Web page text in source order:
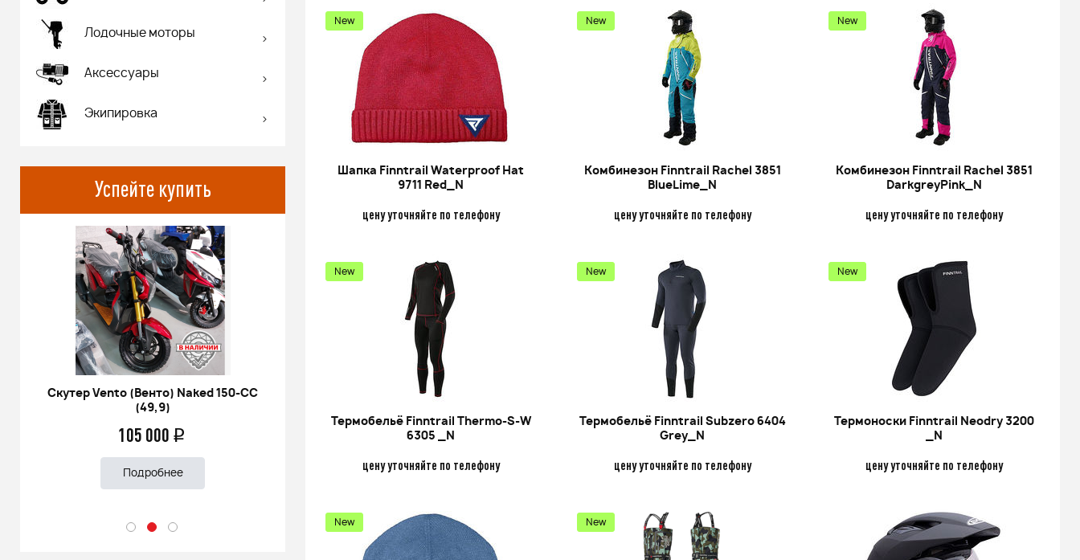
Лодочные моторы
Аксессуары
Экипировка
Успейте купить
Скутер Vento (Венто) Naked 150-СС
(49,9)
105 000 q
Подробнее
Питбайк KAYO EVOLUTION K125EM
2024 г.)
Питбайк Vento 17/14 компл. 1 (125сс,
114 375 109 900
Подробнее
New
Шапка Finntrail Waterproof Hat
9711 Red_N
цену уточняйте по телефону
New
Комбинезон Finntrail Rachel 3851
BlueLime_N
цену уточняйте по телефону
New
Комбинезон Finntrail Rachel 3851
DarkgreyPink_N
цену уточняйте по телефону
New
Термобельё Finntrail Thermo-S-W
6305 _N
цену уточняйте по телефону
New
Термобельё Finntrail Subzero 6404
Grey_N
цену уточняйте по телефону
New
Термоноски Finntrail Neodry 3200
_N
цену уточняйте по телефону
New New